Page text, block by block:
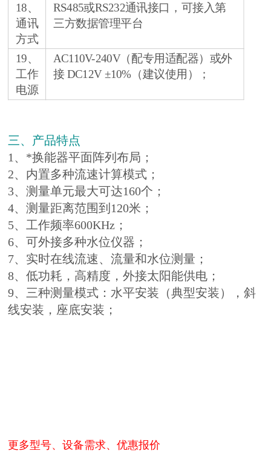
18、
通讯
方式
RS485或RS232通讯接口，可接入第
三方数据管理平台
19、
工作
电源
AC110V-240V（配专用适配器）或外
接 DC12V ±10%（建议使用）；
三、产品特点
1、*换能器平面阵列布局；
2、内置多种流速计算模式；
3、测量单元最大可达160个；
4、测量距离范围到120米；
5、工作频率600KHz；
6、可外接多种水位仪器；
7、实时在线流速、流量和水位测量；
8、低功耗，高精度，外接太阳能供电；
9、三种测量模式：水平安装（典型安装），斜
线安装，座底安装；
更多型号、设备需求、优惠报价